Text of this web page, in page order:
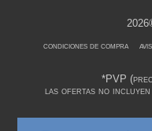
condiciones de compra
*PVP
las ofertas no incluyen